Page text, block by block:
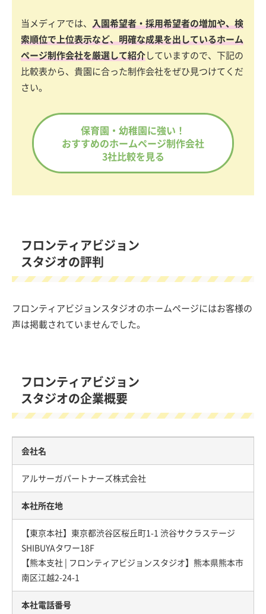
当メディアでは、 入園希望者・採用希望者の増加や、検
索順位で上位表示など、明確な成果を出しているホーム
ページ制作会社を厳選して紹介していますので、下記の
比較表から、貴園に合った制作会社をぜひ見つけてくだ
さい。
保育園・幼稚園に強い！
おすすめのホームページ制作会社
3社比較を見る
フロンティアビジョン
スタジオの評判
フロンティアビジョンスタジオのホームページにはお客様の
声は掲載されていませんでした。
フロンティアビジョン
スタジオの企業概要
会社名
アルサーガパートナーズ株式会社
本社所在地
【東京本社】東京都渋谷区桜丘町1-1 渋谷サクラステージ
SHIBUYAタワー18F
【熊本支社 | フロンティアビジョンスタジオ】熊本県熊本市
南区江越2-24-1
本社電話番号